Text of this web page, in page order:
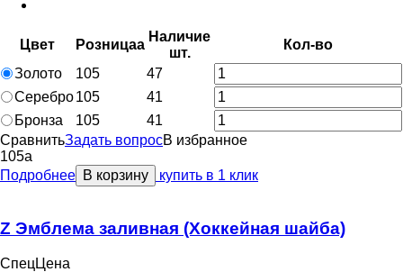
Цвет Розницаa
Наличие
шт.
Кол-во
Золото
105
47
Серебро105
41
Бронза
105
41
СравнитьЗадать вопросВ избранное
105a
Подробнее В корзину купить в 1 клик
Z Эмблема заливная (Хоккейная шайба)
СпецЦена